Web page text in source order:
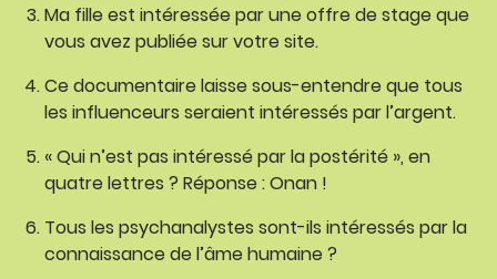
Ma fille est intéressée par une offre de stage que
vous avez publiée sur votre site.
Ce documentaire laisse sous-entendre que tous
les influenceurs seraient intéressés par l’argent.
« Qui n’est pas intéressé par la postérité », en
quatre lettres ? Réponse : Onan !
Tous les psychanalystes sont-ils intéressés par la
connaissance de l’âme humaine ?